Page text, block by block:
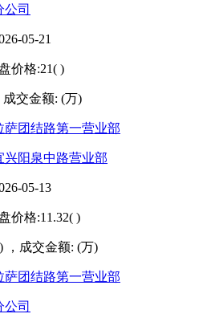
司
05-21
价格:21( )
交金额: (万)
萨团结路第一营业部
兴阳泉中路营业部
05-13
价格:11.32( )
，成交金额: (万)
萨团结路第一营业部
司